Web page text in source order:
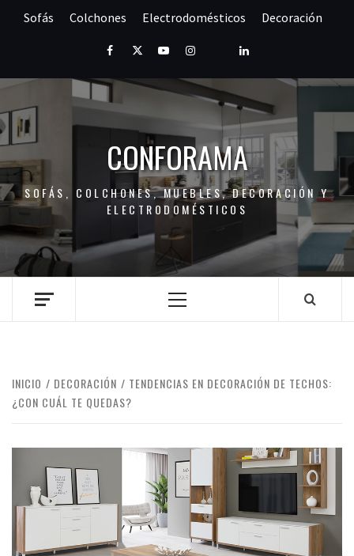
Sofás Colchones Electrodomésticos Decoración
FacebookTwitterYoutubeInstagramPinterestLinkedIn
CONFORAMA
SOFÁS, COLCHONES, MUEBLES, DECORACIÓN Y
ELECTRODOMÉSTICOS
Menú
INICIO DECORACIÓN
TENDENCIAS EN DECORACIÓN DE TECHOS:
¿CON CUÁL TE QUEDAS?